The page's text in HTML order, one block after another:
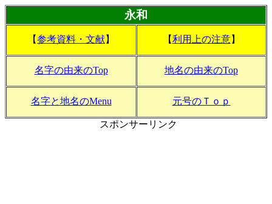
永和
【参考資料・文献】 【利用上の注意】
名字の由来のTop 地名の由来のTop
名字と地名のMenu 元号のＴｏｐ
スポンサーリンク